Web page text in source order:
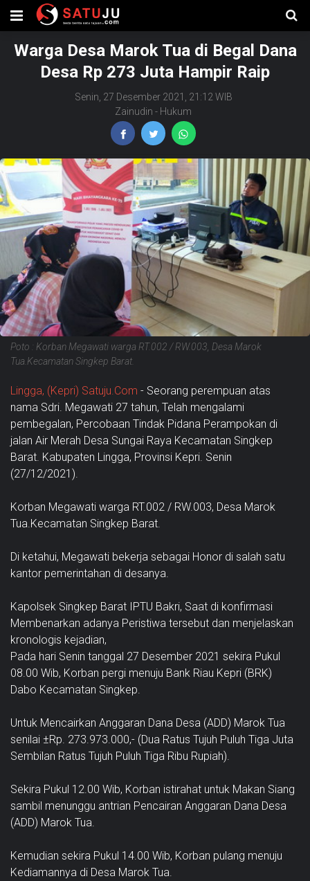
Warga Desa Marok Tua di Begal Dana
Desa Rp 273 Juta Hampir Raip
Senin, 27 Desember 2021, 21:12 WIB
Zainudin - Hukum
Poto : Korban Megawati warga RT.002 / RW.003, Desa Marok
Tua.Kecamatan Singkep Barat.
Lingga, (Kepri) Satuju.Com - Seorang perempuan atas
nama Sdri. Megawati 27 tahun, Telah mengalami
pembegalan, Percobaan Tindak Pidana Perampokan di
jalan Air Merah Desa Sungai Raya Kecamatan Singkep
Barat. Kabupaten Lingga, Provinsi Kepri. Senin
(27/12/2021).
Korban Megawati warga RT.002 / RW.003, Desa Marok
Tua.Kecamatan Singkep Barat.
Di ketahui, Megawati bekerja sebagai Honor di salah satu
kantor pemerintahan di desanya.
Kapolsek Singkep Barat IPTU Bakri, Saat di konfirmasi
Membenarkan adanya Peristiwa tersebut dan menjelaskan
kronologis kejadian,
Pada hari Senin tanggal 27 Desember 2021 sekira Pukul
08.00 Wib, Korban pergi menuju Bank Riau Kepri (BRK)
Dabo Kecamatan Singkep.
Untuk Mencairkan Anggaran Dana Desa (ADD) Marok Tua
senilai ±Rp. 273.973.000,- (Dua Ratus Tujuh Puluh Tiga Juta
Sembilan Ratus Tujuh Puluh Tiga Ribu Rupiah).
Sekira Pukul 12.00 Wib, Korban istirahat untuk Makan Siang
sambil menunggu antrian Pencairan Anggaran Dana Desa
(ADD) Marok Tua.
Kemudian sekira Pukul 14.00 Wib, Korban pulang menuju
Kediamannya di Desa Marok Tua.